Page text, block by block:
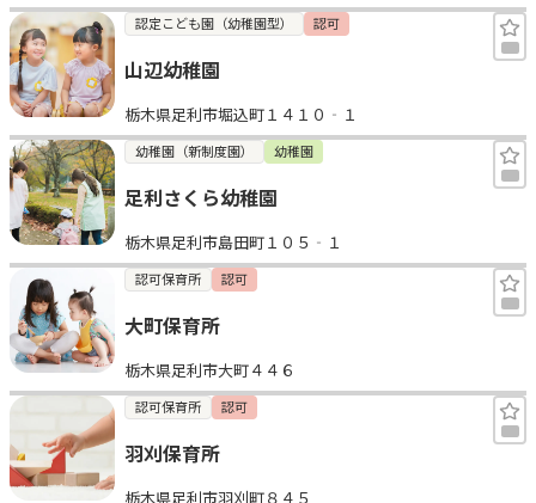
認定こども園（幼稚園型） 認可
山辺幼稚園
栃木県足利市堀込町１４１０‐１
幼稚園（新制度園） 幼稚園
足利さくら幼稚園
栃木県足利市島田町１０５‐１
認可保育所 認可
大町保育所
栃木県足利市大町４４６
認可保育所 認可
羽刈保育所
栃木県足利市羽刈町８４５